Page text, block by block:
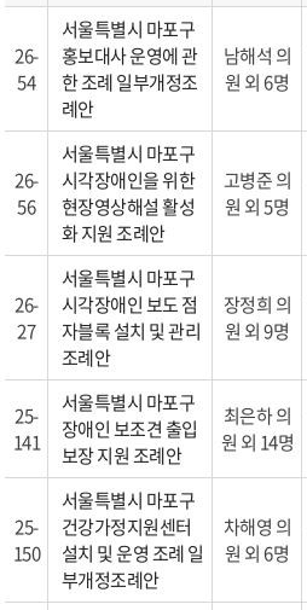
26-
54
서울특별시 마포구
홍보대사 운영에 관
한 조례 일부개정조
례안
남해석 의
원 외 6명
26-
56
서울특별시 마포구
시각장애인을 위한
현장영상해설 활성
화 지원 조례안
고병준 의
원 외 5명
26-
27
서울특별시 마포구
시각장애인 보도 점
자블록 설치 및 관리
조례안
장정희 의
원 외 9명
25-
141
서울특별시 마포구
장애인 보조견 출입
보장 지원 조례안
최은하 의
원 외 14명
25-
150
서울특별시 마포구
건강가정지원센터
설치 및 운영 조례 일
부개정조례안
차해영 의
원 외 6명